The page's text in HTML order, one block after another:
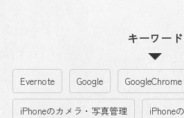
キーワード
Evernote Google GoogleChrome
iPhoneのカメラ・写真管理 iPhone